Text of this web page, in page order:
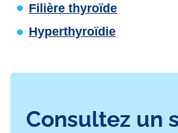
Filière thyroïde
Hyperthyroïdie
Consultez un